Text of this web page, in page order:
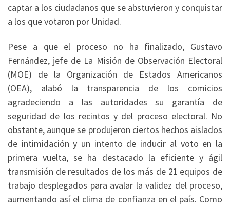
captar a los ciudadanos que se abstuvieron y conquistar
a los que votaron por Unidad.
Pese a que el proceso no ha finalizado, Gustavo
Fernández, jefe de La Misión de Observación Electoral
(MOE) de la Organización de Estados Americanos
(OEA), alabó la transparencia de los comicios
agradeciendo a las autoridades su garantía de
seguridad de los recintos y del proceso electoral. No
obstante, aunque se produjeron ciertos hechos aislados
de intimidación y un intento de inducir al voto en la
primera vuelta, se ha destacado la eficiente y ágil
transmisión de resultados de los más de 21 equipos de
trabajo desplegados para avalar la validez del proceso,
aumentando así el clima de confianza en el país. Como